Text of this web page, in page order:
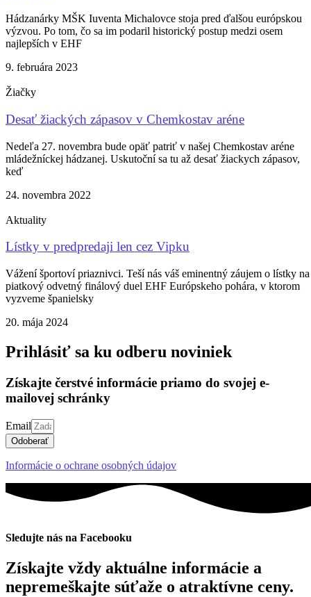
Hádzanárky MŠK Iuventa Michalovce stoja pred ďalšou európskou
výzvou. Po tom, čo sa im podaril historický postup medzi osem
najlepších v EHF
9. februára 2023
Žiačky
Desať žiackých zápasov v Chemkostav aréne
Nedeľa 27. novembra bude opäť patriť v našej Chemkostav aréne
mládežníckej hádzanej. Uskutoční sa tu až desať žiackych zápasov,
keď
24. novembra 2022
Aktuality
Lístky v predpredaji len cez Vipku
Vážení športoví priaznivci. Teší nás váš eminentný záujem o lístky na
piatkový odvetný finálový duel EHF Európskeho pohára, v ktorom
vyzveme španielsky
20. mája 2024
Prihlásiť sa ku odberu noviniek
Získajte čerstvé informácie priamo do svojej e-
mailovej schránky
Email
Odoberať
Informácie o ochrane osobných údajov
Sledujte nás na Facebooku
Získajte vždy aktuálne informácie a
nepremeškajte súťaže o atraktívne ceny.